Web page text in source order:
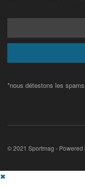
*nous détestons les
© 2021 Sportmag - Powered
✖